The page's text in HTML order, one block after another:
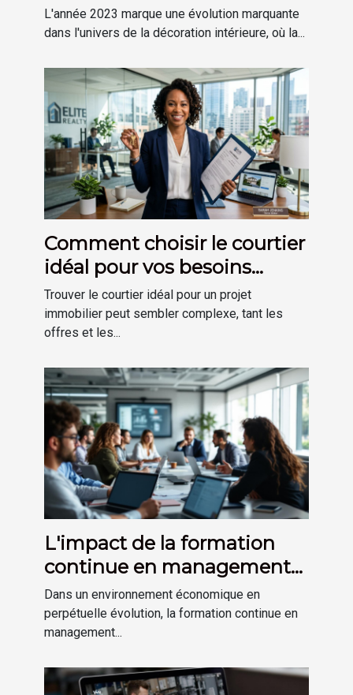
découvrir
L'année 2023 marque une évolution marquante
dans l'univers de la décoration intérieure, où la...
Comment choisir le courtier
idéal pour vos besoins
immobiliers ?
Trouver le courtier idéal pour un projet
immobilier peut sembler complexe, tant les
offres et les...
L'impact de la formation
continue en management
sur la performance
d'entreprise
Dans un environnement économique en
perpétuelle évolution, la formation continue en
management...